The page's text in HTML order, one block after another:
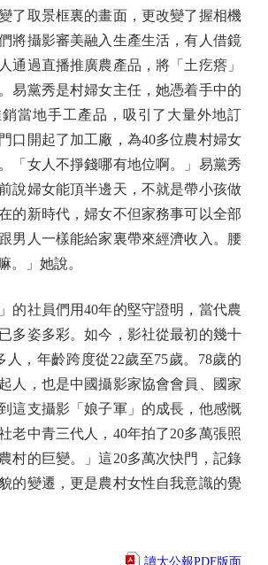
取景框裏的畫面，更改變了握相機
將攝影審美融入生產生活，有人借鏡
通過直播推廣農產品，將「土疙瘩」
易黨秀是村婦女主任，她憑着手中的
當地手工產品，吸引了大量外地訂
口開起了加工廠，為40多位農村婦女
「女人不掙錢哪有地位啊。」易黨秀
說婦女能頂半邊天，不就是帶小孩做
的新時代，婦女不但家務事可以全部
男人一樣能給家裏帶來經濟收入。腰
。」她說。
社員們用40年的堅守證明，當代農
多姿多彩。如今，影社從最初的幾十
人，年齡跨度從22歲至75歲。78歲的
人，也是中國攝影家協會會員、國家
這支攝影「娘子軍」的成長，他感慨
老中青三代人，40年拍了20多萬張照
村的巨變。」這20多萬次快門，記錄
的變遷，更是農村女性自我意識的覺
讀大公報PDF版面